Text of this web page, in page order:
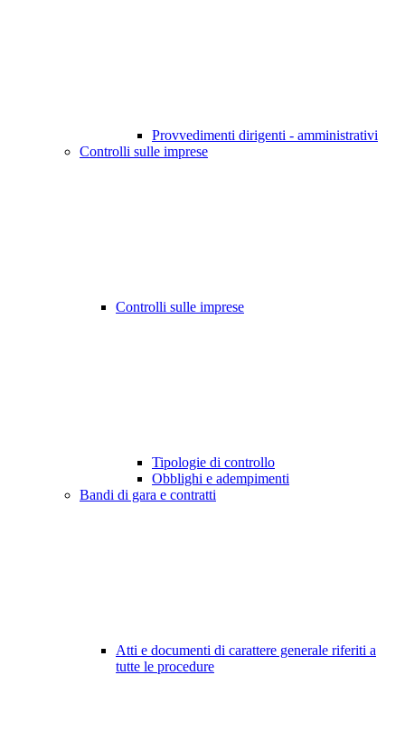
Provvedimenti dirigenti - amministrativi
Controlli sulle imprese
Controlli sulle imprese
Tipologie di controllo
Obblighi e adempimenti
Bandi di gara e contratti
Atti e documenti di carattere generale riferiti a
tutte le procedure